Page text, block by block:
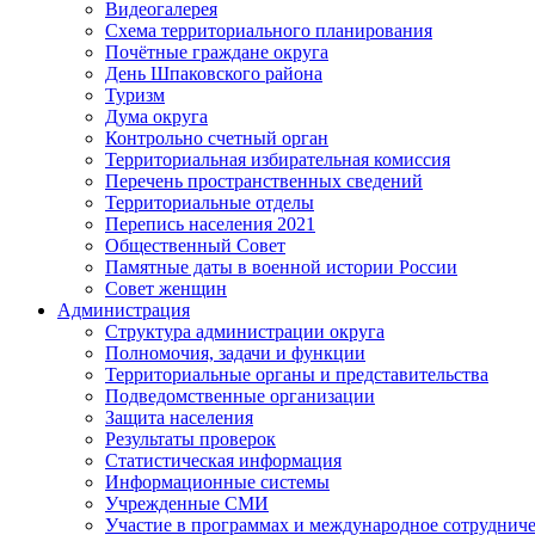
Видеогалерея
Схема территориального планирования
Почётные граждане округа
День Шпаковского района
Туризм
Дума округа
Контрольно счетный орган
Территориальная избирательная комиссия
Перечень пространственных сведений
Территориальные отделы
Перепись населения 2021
Общественный Совет
Памятные даты в военной истории России
Совет женщин
Администрация
Структура администрации округа
Полномочия, задачи и функции
Территориальные органы и представительства
Подведомственные организации
Защита населения
Результаты проверок
Статистическая информация
Информационные системы
Учрежденные СМИ
Участие в программах и международное